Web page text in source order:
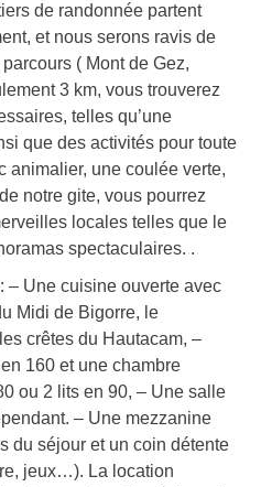
de randonnée partent
et nous serons ravis de
( Mont de Gez,
3 km, vous trouverez
telles qu’une
que des activités pour toute
animalier, une coulée verte,
notre gite, vous pourrez
locales telles que le
spectaculaires. .
– Une cuisine ouverte avec
Midi de Bigorre, le
crêtes du Hautacam, –
160 et une chambre
ou 2 lits en 90, – Une salle
– Une mezzanine
du séjour et un coin détente
jeux…). La location